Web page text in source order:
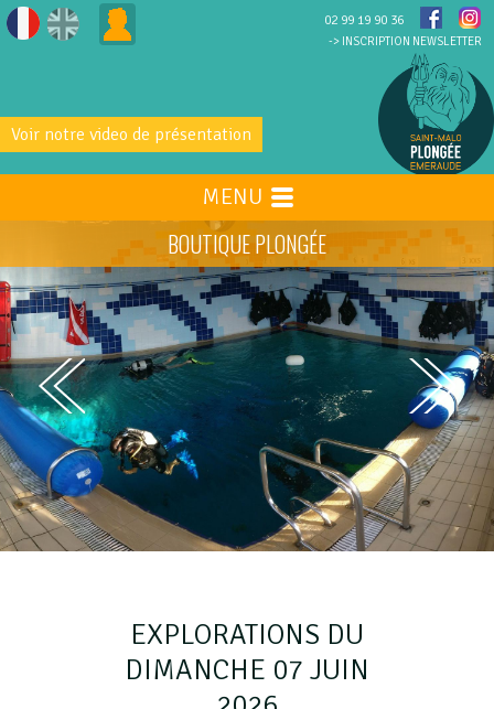
-> INSCRIPTION NEWSLETTER
02 99 19 90 36
Voir notre video de présentation
BOUTIQUE PLONGÉE
MENU
EXPLORATIONS DU
DIMANCHE 07 JUIN